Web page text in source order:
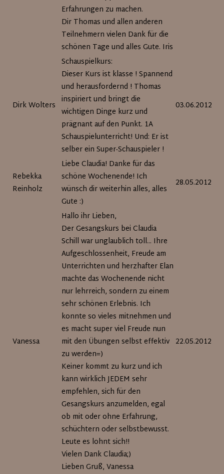
Erfahrungen zu machen.
Dir Thomas und allen anderen
Teilnehmern vielen Dank für die
schönen Tage und alles Gute. Iris
Dirk Wolters
Schauspielkurs:
Dieser Kurs ist klasse ! Spannend
und herausfordernd ! Thomas
inspiriert und bringt die
wichtigen Dinge kurz und
prägnant auf den Punkt. 1A
Schauspielunterricht! Und: Er ist
selber ein Super-Schauspieler !
03.06.2012
Rebekka
Reinholz
Liebe Claudia! Danke für das
schöne Wochenende! Ich
wünsch dir weiterhin alles, alles
Gute :)
28.05.2012
Vanessa
Hallo ihr Lieben,
Der Gesangskurs bei Claudia
Schill war unglaublich toll... Ihre
Aufgeschlossenheit, Freude am
Unterrichten und herzhafter Elan
machte das Wochenende nicht
nur lehrreich, sondern zu einem
sehr schönen Erlebnis. Ich
konnte so vieles mitnehmen und
es macht super viel Freude nun
mit den Übungen selbst effektiv
zu werden=)
Keiner kommt zu kurz und ich
kann wirklich JEDEM sehr
empfehlen, sich für den
Gesangskurs anzumelden, egal
ob mit oder ohne Erfahrung,
schüchtern oder selbstbewusst.
Leute es lohnt sich!!
Vielen Dank Claudia;)
Lieben Gruß, Vanessa
22.05.2012